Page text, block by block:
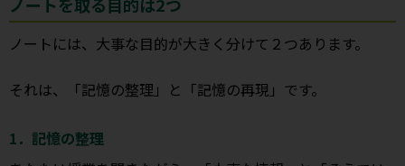
ノートには、大事な目的が大きく分けて２つあります。
それは、「記憶の整理」と「記憶の再現」です。
1．記憶の整理